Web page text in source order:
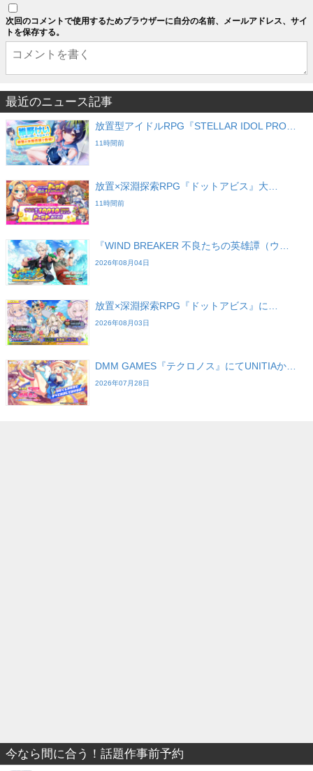
次回のコメントで使用するためブラウザーに自分の名前、メールアドレス、サイ
トを保存する。
最近のニュース記事
放置型アイドルRPG『STELLAR IDOL PRO…
11時間前
放置×深淵探索RPG『ドットアビス』大…
11時間前
『WIND BREAKER 不良たちの英雄譚（ウ…
2026年08月04日
放置×深淵探索RPG『ドットアビス』に…
2026年08月03日
DMM GAMES『テクロノス』にてUNITIAか…
2026年07月28日
今なら間に合う！話題作事前予約